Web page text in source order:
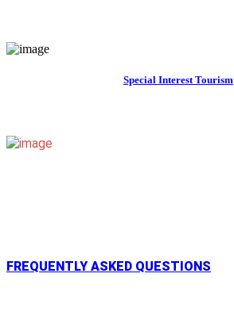
Special Interest Tourism
FREQUENTLY ASKED QUESTIONS